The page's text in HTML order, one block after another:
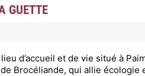
GUETTE
d’accueil et de vie situé à
Brocéliande, qui allie écologie